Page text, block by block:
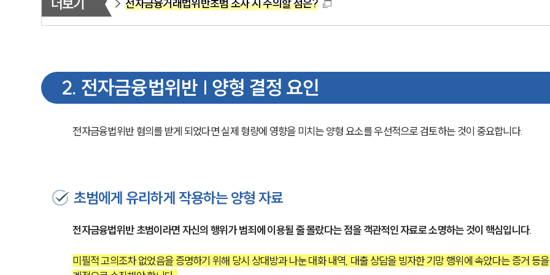
더보기 전자금융거래법위반초범 조사 시 주의할 점은?
2. 전자금융법위반 | 양형 결정 요인
전자금융법위반 혐의를 받게 되었다면 실제 형량에 영향을 미치는 양형 요소를 우선적으로 검토하는 것이 중요합니다.
초범에게 유리하게 작용하는 양형 자료
전자금융법위반 초범이라면 자신의 행위가 범죄에 이용될 줄 몰랐다는 점을 객관적인 자료로 소명하는 것이 핵심입니다.
미필적 고의조차 없었음을 증명하기 위해 당시 상대방과 나눈 대화 내역, 대출 상담을 빙자한 기망 행위에 속았다는 증거 등